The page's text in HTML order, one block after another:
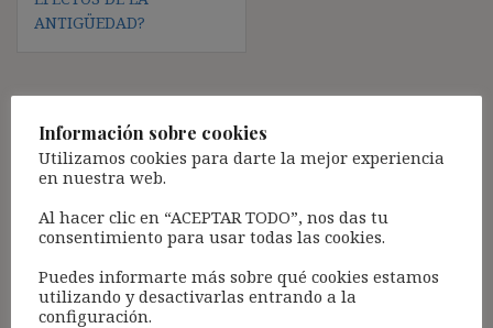
ANTIGÜEDAD?
Deja una respuesta
Tu dirección de correo electrónico no será publicada. Los
campos obligatorios están marcados con
Comentario*
Información sobre cookies
Utilizamos cookies para darte la mejor experiencia
en nuestra web.
Al hacer clic en “ACEPTAR TODO”, nos das tu
consentimiento para usar todas las cookies.
Puedes informarte más sobre qué cookies estamos
utilizando y desactivarlas entrando a la
configuración.